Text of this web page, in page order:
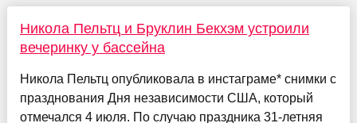
Никола Пельтц и Бруклин Бекхэм устроили
вечеринку у бассейна
Никола Пельтц опубликовала в инстаграме* снимки с
празднования Дня независимости США, который
отмечался 4 июля. По случаю праздника 31-летняя